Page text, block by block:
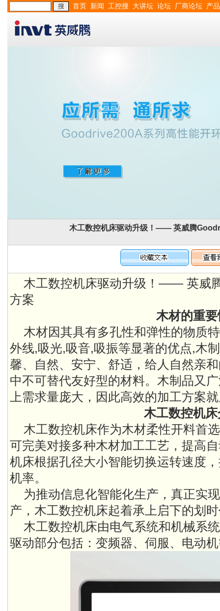
首页 新闻 工控搜 大讲坛 论坛 厂商论坛 产品
木工数控机床驱动升级！—— 英威腾
木工数控机床驱动升级！—— 英威
方案
木材的重要
木材因其具有多孔性和弹性的物质
外线,吸光,吸音,吸振等显著的优点,木
馨、自然、安宁、舒适，给人自然亲
中不可替代友好型的材料。木制品又
上需求量庞大，因此高效的加工方案
木工数控机
木工数控机床作为木材柔性开料首
可完美对接多种木材加工工艺，提高
机床根据孔径大小智能切换运转速度
机率。
为推动信息化智能化生产，真正实
产，木工数控机床起着承上启下的划
木工数控机床由电气系统和机械系
驱动部分包括：变频器、伺服、电动